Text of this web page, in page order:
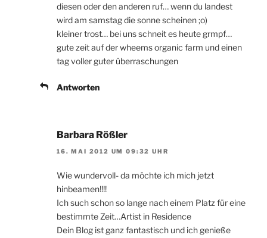
diesen oder den anderen ruf… wenn du landest
wird am samstag die sonne scheinen ;o)
kleiner trost… bei uns schneit es heute grmpf…
gute zeit auf der wheems organic farm und einen
tag voller guter überraschungen
Antworten
Barbara Rößler
16. MAI 2012 UM 09:32 UHR
Wie wundervoll- da möchte ich mich jetzt
hinbeamen!!!!
Ich such schon so lange nach einem Platz für eine
bestimmte Zeit…Artist in Residence
Dein Blog ist ganz fantastisch und ich genieße